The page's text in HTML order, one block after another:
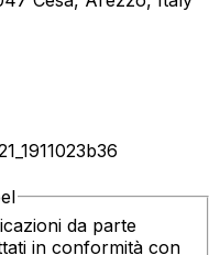
da parte
in conformità con